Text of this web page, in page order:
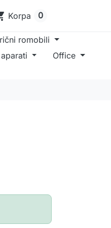
Korpa 0
romobili
Office